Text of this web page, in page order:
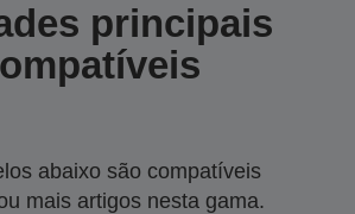
principais
abaixo são compatíveis
mais artigos nesta gama.